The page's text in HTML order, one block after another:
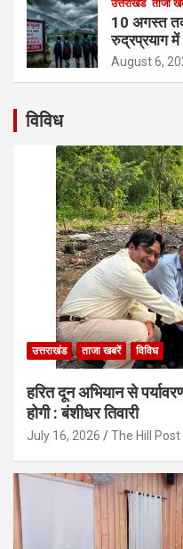
उत्तराखंड ताजा
10 अगस्त तक
रुद्रप्रयाग
August 6,
विविध
उत्तराखंड ताजा खबरें विविध
हरित दून अभियान से
होगी : बंशीधर तिवारी
July 16, 2026 The Hill Post